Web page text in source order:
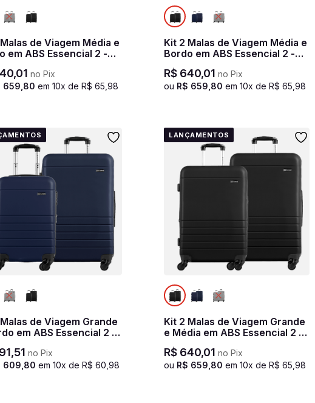
de Viagem Média e
em ABS Essencial 2 -
,01 no Pix
659 80 em10x deR$ 65 ,98
Kit 2 Malas de Viagem Média e
Bordo em ABS Essencial 2 -
R$ 640,01 no Pix
ou R$ 659 80 em10x deR$ 65 ,98
de Viagem Grande
em ABS Essencial 2 -
,51 no Pix
609 80 em10x deR$ 60 ,98
LANÇAMENTOS
Kit 2 Malas de Viagem Grande
e Média em ABS Essencial 2 -
R$ 640,01 no Pix
ou R$ 659 80 em10x deR$ 65 ,98